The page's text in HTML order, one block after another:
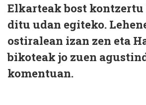
Elkarteak bost
ditu udan egiteko.
ostiralean izan zen eta
bikoteak jo zuen
komentuan.